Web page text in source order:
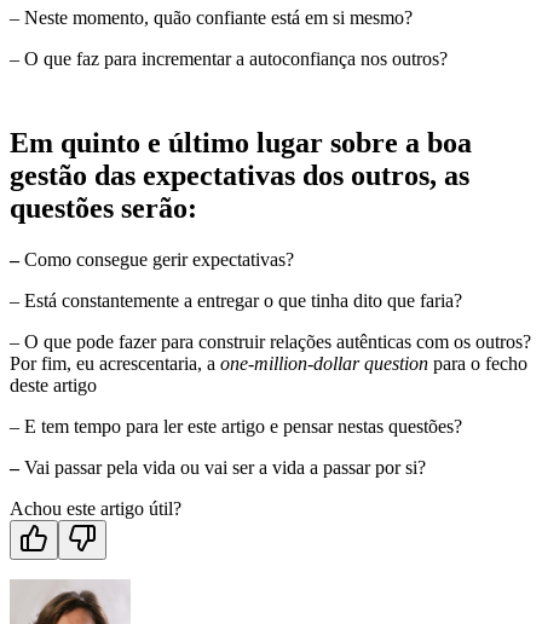
– Neste momento, quão confiante está em si mesmo?
– O que faz para incrementar a autoconfiança nos outros?
Em quinto e último lugar sobre a boa
gestão das expectativas dos outros, as
questões serão:
–Como consegue gerir expectativas?
– Está constantemente a entregar o que tinha dito que faria?
– O que pode fazer para construir relações autênticas com os outros?
Por fim, eu acrescentaria, a one-million-dollar question para o fecho
deste artigo
– E tem tempo para ler este artigo e pensar nestas questões?
–Vai passar pela vida ou vai ser a vida a passar por si?
Achou este artigo útil?